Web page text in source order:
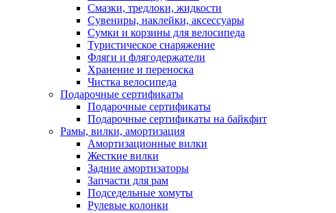
Смазки, тредлоки, жидкости
Сувениры, наклейки, аксессуары
Сумки и корзины для велосипеда
Туристическое снаряжение
Фляги и флягодержатели
Хранение и переноска
Чистка велосипеда
Подарочные сертификаты
Подарочные сертификаты
Подарочные сертификаты на байкфит
Рамы, вилки, амортизация
Амортизационные вилки
Жесткие вилки
Задние амортизаторы
Запчасти для рам
Подседельные хомуты
Рулевые колонки